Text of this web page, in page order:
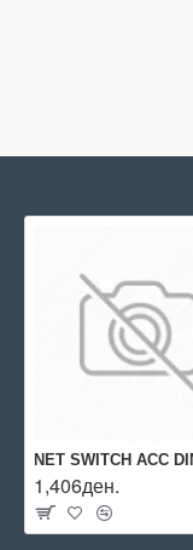
1,406ден.